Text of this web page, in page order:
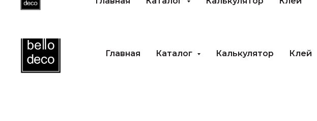
Главная Каталог Калькулятор Клей